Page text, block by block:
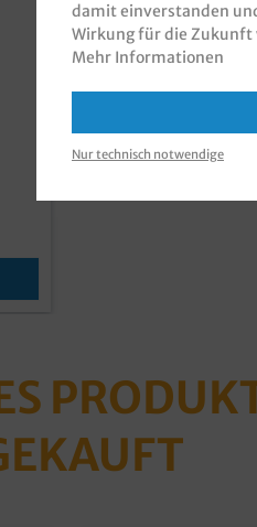
damit einverstanden
Wirkung für die
Mehr Informationen
Nur technisch notwendige